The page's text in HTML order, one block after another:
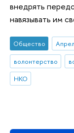
внедрять
навязывать им
Общество
волонтерство
НКО